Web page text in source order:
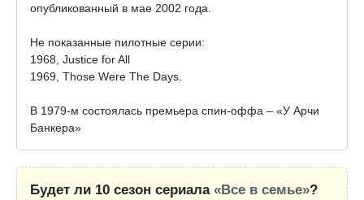
опубликованный в мае 2002 года.
Не показанные пилотные серии:
1968, Justice for All
1969, Those Were The Days.
В 1979-м состоялась премьера спин-оффа – «У Арчи
Банкера»
Будет ли 10 сезон сериала «Все в семье»?